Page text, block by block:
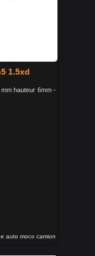
1.5xd
hauteur 6mm -
auto moco camion